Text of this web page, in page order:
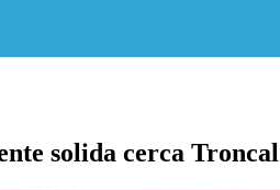
solida cerca